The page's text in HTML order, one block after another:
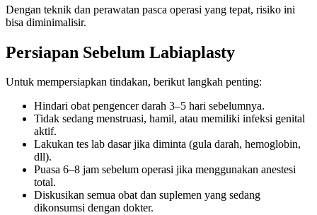
Dengan teknik dan perawatan pasca operasi yang tepat, risiko ini
bisa diminimalisir.
Persiapan Sebelum Labiaplasty
Untuk mempersiapkan tindakan, berikut langkah penting:
Hindari obat pengencer darah 3–5 hari sebelumnya.
Tidak sedang menstruasi, hamil, atau memiliki infeksi genital
aktif.
Lakukan tes lab dasar jika diminta (gula darah, hemoglobin,
dll).
Puasa 6–8 jam sebelum operasi jika menggunakan anestesi
total.
Diskusikan semua obat dan suplemen yang sedang
dikonsumsi dengan dokter.